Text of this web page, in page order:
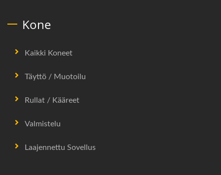
Kone
Kaikki Koneet
Täyttö / Muotoilu
Rullat / Kääreet
Valmistelu
Laajennettu Sovellus